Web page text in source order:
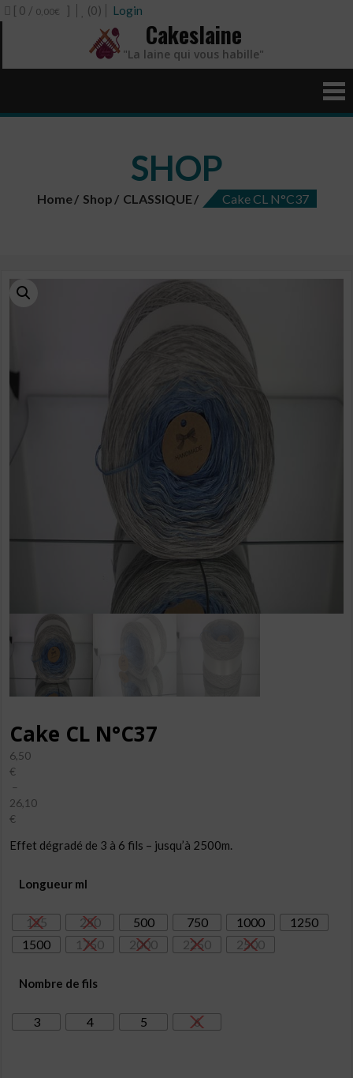
[ 0 / 0,00€ ] (0) Login
Cakeslaine
"La laine qui vous habille"
SHOP
Home Shop CLASSIQUE Cake CL N°C37
Cake CL N°C37
6,50
€
–
26,10
€
de
6,50€
26,10€
Effet dégradé de 3 à 6 fils – jusqu’à 2500m.
Longueur ml
125 250 500 750 1000
1250
1500
1750 2000 2250 2500
Nombre de fils
3 4 5 6